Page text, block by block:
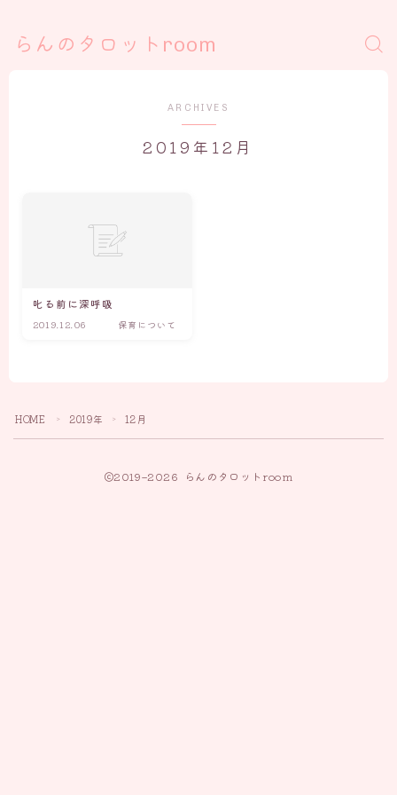
らんのタロットroom
ARCHIVES
2019年12月
叱る前に深呼吸
2019.12.06 保育について
HOME ＞ 2019年 ＞ 12月
2019–2026 らんのタロットroom